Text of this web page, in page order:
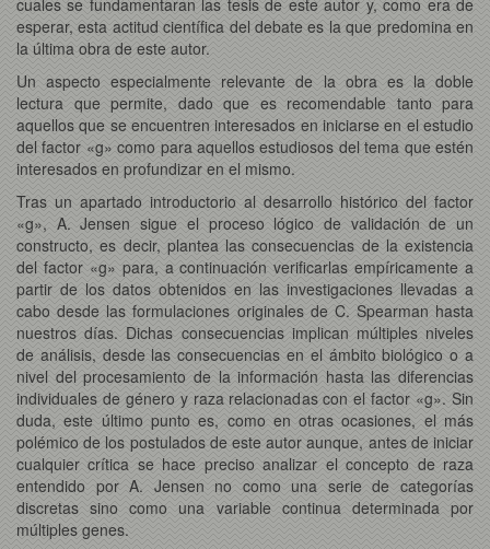
esperar, esta actitud científica del debate es la que predomina en
la última obra de este autor.
Un aspecto especialmente relevante de la obra es la doble
lectura que permite, dado que es recomendable tanto para
aquellos que se encuentren interesados en iniciarse en el estudio
del factor «g» como para aquellos estudiosos del tema que estén
interesados en profundizar en el mismo.
Tras un apartado introductorio al desarrollo histórico del factor
«g», A. Jensen sigue el proceso lógico de validación de un
constructo, es decir, plantea las consecuencias de la existencia
del factor «g» para, a continuación verificarlas empíricamente a
partir de los datos obtenidos en las investigaciones llevadas a
cabo desde las formulaciones originales de C. Spearman hasta
nuestros días. Dichas consecuencias implican múltiples niveles
de análisis, desde las consecuencias en el ámbito biológico o a
nivel del procesamiento de la información hasta las diferencias
individuales de género y raza relacionadas con el factor «g». Sin
duda, este último punto es, como en otras ocasiones, el más
polémico de los postulados de este autor aunque, antes de iniciar
cualquier crítica se hace preciso analizar el concepto de raza
entendido por A. Jensen no como una serie de categorías
discretas sino como una variable continua determinada por
múltiples genes.